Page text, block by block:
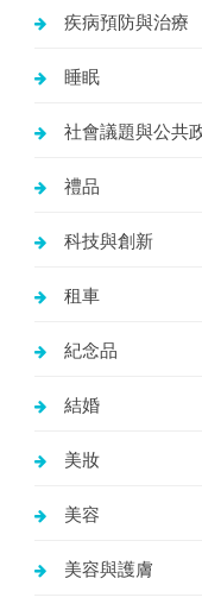
疾病預防與治療
睡眠
社會議題與公共
禮品
科技與創新
租車
紀念品
結婚
美妝
美容
美容與護膚